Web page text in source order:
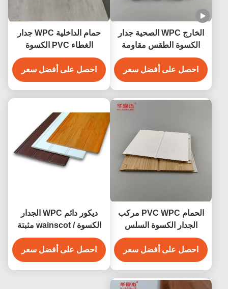
الخارج WPC الصحية جدار
الكسوة الطقس مقاومة
للالداخلية
احصل على أفضل سعر
حمام الداخلية WPC جدار
الغطاء PVC الكسوة
الخشبية مركب
احصل على أفضل سعر
الحمام PVC WPC مركب
الجدار الكسوة السلس
مقاومة للماء
احصل على أفضل سعر
ديكور دائم WPC الجدار
الكسوة / wainscot مثبتة
بشكل ملائم
احصل على أفضل سعر